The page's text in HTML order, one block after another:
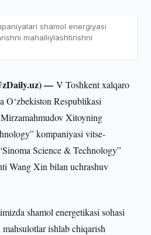
shamol energiyasi
mahalliylashtirishni
—V Toshkent xalqaro
O‘zbekiston Respublikasi
Xitoyning
kompaniyasi vitse-
Science & Technology”
Wang Xin bilan uchrashuv
shamol energetikasi sohasi
ishlab chiqarish